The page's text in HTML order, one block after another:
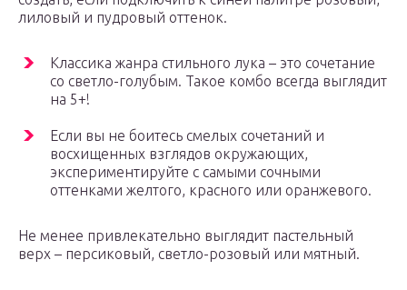
лиловый и пудровый оттенок.
Классика жанра стильного лука – это сочетание
со светло-голубым. Такое комбо всегда выглядит
на 5+!
Если вы не боитесь смелых сочетаний и
восхищенных взглядов окружающих,
экспериментируйте с самыми сочными
оттенками желтого, красного или оранжевого.
Не менее привлекательно выглядит пастельный
верх – персиковый, светло-розовый или мятный.